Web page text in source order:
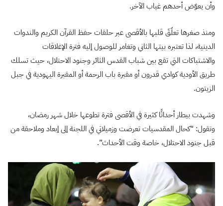
وأن يعوّض أحدهم غياب الآخر.
ومنذ صغرها تعلّقَ قلبها بالأقصى عبر حلقات حفظ القرآن الكريم والندوات
الدينية، لذا تعتبره بيتها الثاني وتغامر للوصول إليه فترة الإغلاقات
والاشتباكات التي تقع بين شباب القدس الثائر وجنود الاحتلال، حيث تسلك
طريق الأودية كوادي قدرون أو مقبرة باب الرحمة أو المقبرة اليهودية في جبل
الزيتون.
وشهدت بيطار أحداثًا كثيرة في الأقصى فترة تطوعها خلال شهر رمضان،
وتقول: “كحال المقدسيات تعرضت وزميلاتي في اللجنة إلى إبعاد وملاحقة من
قبل جنود الاحتلال، خاصة وقت الأحداث”.